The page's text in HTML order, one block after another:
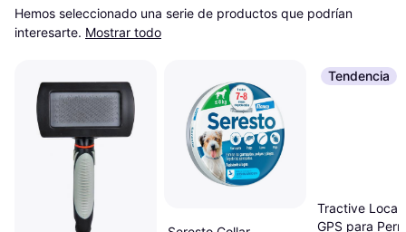
Hemos seleccionado una serie de productos que podrían
interesarte. Mostrar todo
Tendencia
Tractive
GPS para